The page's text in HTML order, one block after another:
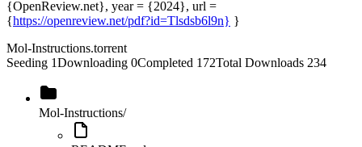
{OpenReview.net}, year = {2024}, url =
{https://openreview.net/pdf?id=Tlsdsb6l9n} }
Mol-Instructions.torrent
Seeding 1Downloading 0Completed 172Total Downloads 234
Mol-Instructions/